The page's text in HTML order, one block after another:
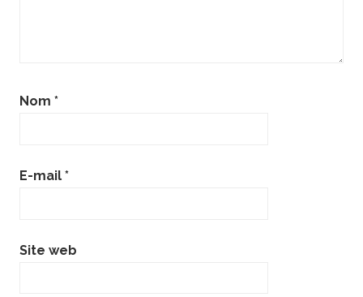
Nom *
E-mail *
Site web